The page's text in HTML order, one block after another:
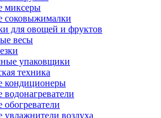
миксеры
соковыжималки
для овощей и фруктов
весы
упаковщики
техника
кондиционеры
воздуха